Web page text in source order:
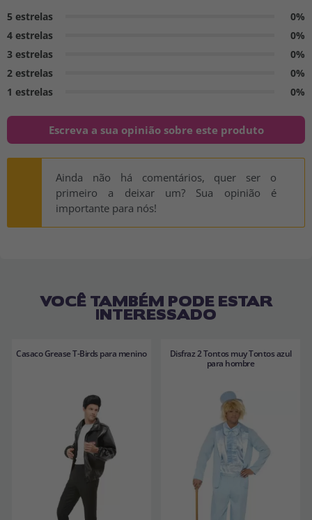
5 estrelas
0%
4 estrelas
0%
3 estrelas
0%
2 estrelas
0%
1 estrelas
0%
Escreva a sua opinião sobre este produto
Ainda não há comentários, quer ser o
primeiro a deixar um? Sua opinião é
importante para nós!
VOCÊ TAMBÉM PODE ESTAR
INTERESSADO
Casaco Grease T-Birds para menino
Disfraz 2 Tontos muy Tontos azul
para hombre